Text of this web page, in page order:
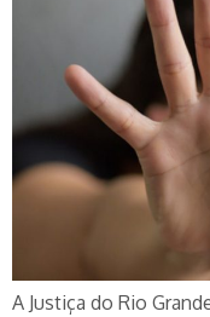
A Justiça do Rio